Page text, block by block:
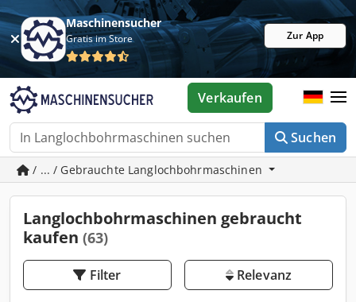
Maschinensucher
Gratis im Store Zur App
Suchen
Verkaufen
/ ... / Gebrauchte Langlochbohrmaschinen
Langlochbohrmaschinen gebraucht
kaufen (63)
Filter Relevanz